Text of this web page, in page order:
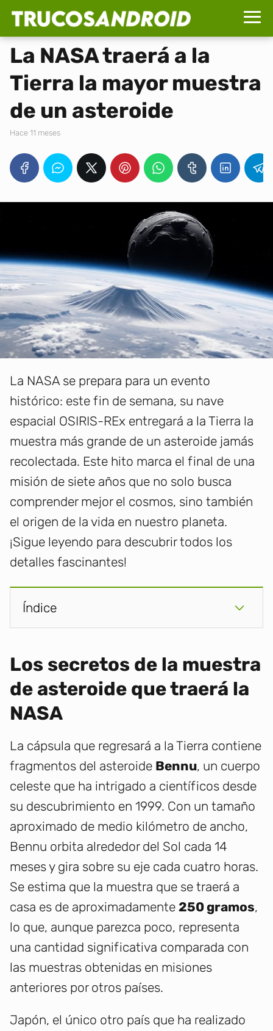
La NASA traerá a la
Tierra la mayor muestra
de un asteroide
hace 11 meses
La NASA se prepara para un evento
histórico: este fin de semana, su nave
espacial OSIRIS-REx entregará a la Tierra la
muestra más grande de un asteroide jamás
recolectada. Este hito marca el final de una
misión de siete años que no solo busca
comprender mejor el cosmos, sino también
el origen de la vida en nuestro planeta.
¡Sigue leyendo para descubrir todos los
detalles fascinantes!
Índice
Los secretos de la muestra
de asteroide que traerá la
NASA
La cápsula que regresará a la Tierra contiene
fragmentos del asteroide Bennu, un cuerpo
celeste que ha intrigado a científicos desde
su descubrimiento en 1999. Con un tamaño
aproximado de medio kilómetro de ancho,
Bennu orbita alrededor del Sol cada 14
meses y gira sobre su eje cada cuatro horas.
Se estima que la muestra que se traerá a
casa es de aproximadamente 250 gramos,
lo que, aunque parezca poco, representa
una cantidad significativa comparada con
las muestras obtenidas en misiones
anteriores por otros países.
Japón, el único otro país que ha realizado